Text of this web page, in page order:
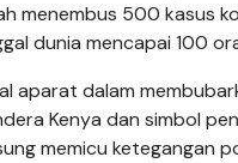
menembus 500 kasus
dunia mencapai 100
aparat dalam
Kenya dan simbol
memicu ketegangan